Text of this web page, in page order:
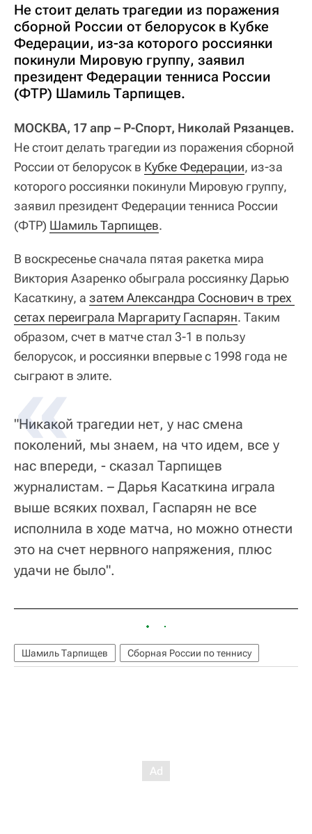
Не стоит делать трагедии из поражения
сборной России от белорусок в Кубке
Федерации, из-за которого россиянки
покинули Мировую группу, заявил
президент Федерации тенниса России
(ФТР) Шамиль Тарпищев.
МОСКВА, 17 апр – Р-Спорт, Николай Рязанцев.
Не стоит делать трагедии из поражения сборной
России от белорусок в Кубке Федерации, из-за
которого россиянки покинули Мировую группу,
заявил президент Федерации тенниса России
(ФТР) Шамиль Тарпищев.
В воскресенье сначала пятая ракетка мира
Виктория Азаренко обыграла россиянку Дарью
Касаткину, а затем Александра Соснович в трех
сетах переиграла Маргариту Гаспарян. Таким
образом, счет в матче стал 3-1 в пользу
белорусок, и россиянки впервые с 1998 года не
сыграют в элите.
"Никакой трагедии нет, у нас смена
поколений, мы знаем, на что идем, все у
нас впереди, - сказал Тарпищев
журналистам. – Дарья Касаткина играла
выше всяких похвал, Гаспарян не все
исполнила в ходе матча, но можно отнести
это на счет нервного напряжения, плюс
удачи не было".
Шамиль Тарпищев Сборная России по теннису